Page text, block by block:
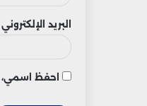
البريد الإلكتروني
احفظ اسمي،